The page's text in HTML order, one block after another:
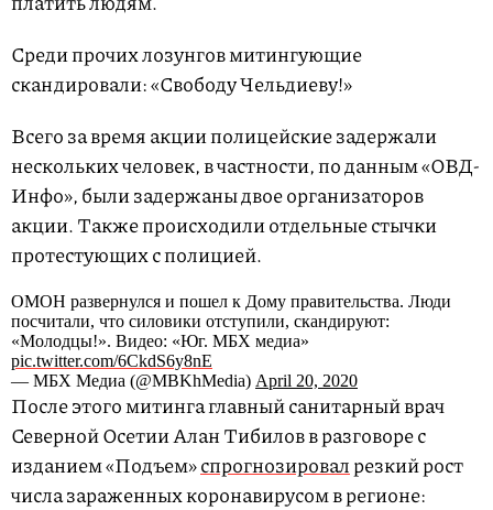
Среди прочих лозунгов митингующие
скандировали: «Свободу Чельдиеву!»
Всего за время акции полицейские задержали
нескольких человек, в частности, по данным «ОВД-
Инфо», были задержаны двое организаторов
акции. Также происходили отдельные стычки
протестующих с полицией.
ОМОН развернулся и пошел к Дому правительства. Люди
посчитали, что силовики отступили, скандируют:
«Молодцы!». Видео: «Юг. МБХ медиа»
pic.twitter.com/6CkdS6y8nE
— МБХ Медиа (@MBKhMedia) April 20, 2020
После этого митинга главный санитарный врач
Северной Осетии Алан Тибилов в разговоре с
изданием «Подъем»спрогнозировалрезкий рост
числа зараженных коронавирусом в регионе: